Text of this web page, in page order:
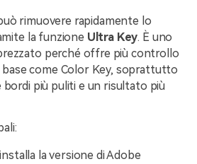
rimuovere rapidamente lo
la funzione Ultra Key. È uno
perché offre più controllo
come Color Key, soprattutto
più puliti e un risultato più
la versione di Adobe